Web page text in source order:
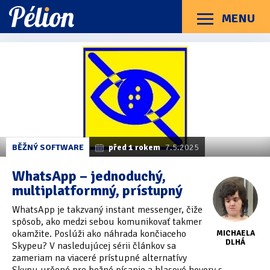
Přejít
na
štítky
Přejít
na
kategorie
Přejít
na
obsah
MENU
Menu
Příručky O Pélionu
Kontakt
Kategorie článků
Braillské řádky(31)
Lupy (8)
Mobilní zařízení(85)
Počítače a notebooky(66)
Zápisníky(7)
kategorie
BĚŽNÝ SOFTWARE před 1 rokem 7.5.2025
MICHAELA
DLHÁ
WhatsApp – jednoduchý,
multiplatformný, prístupný
WhatsApp je takzvaný instant messenger, čiže
spôsob, ako medzi sebou komunikovať takmer
okamžite. Poslúži ako náhrada končiaceho
Skypeu? V nasledujúcej sérii článkov sa
zameriam na viaceré prístupné alternatívy